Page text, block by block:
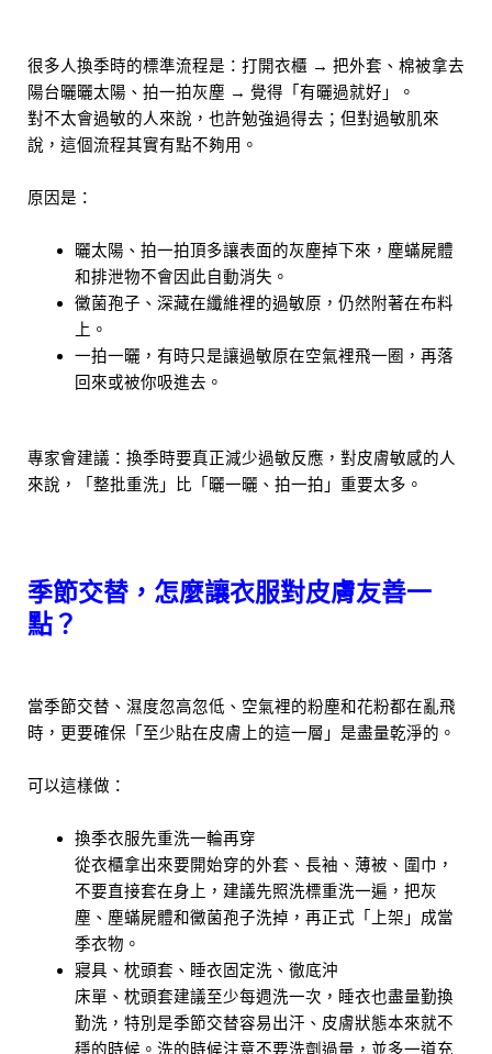
很多人換季時的標準流程是：打開衣櫃 → 把外套、棉被拿去
陽台曬曬太陽、拍一拍灰塵 → 覺得「有曬過就好」。
對不太會過敏的人來說，也許勉強過得去；但對過敏肌來
說，這個流程其實有點不夠用。
原因是：
曬太陽、拍一拍頂多讓表面的灰塵掉下來，塵蟎屍體
和排泄物不會因此自動消失。
黴菌孢子、深藏在纖維裡的過敏原，仍然附著在布料
上。
一拍一曬，有時只是讓過敏原在空氣裡飛一圈，再落
回來或被你吸進去。
專家會建議：換季時要真正減少過敏反應，對皮膚敏感的人
來說，「整批重洗」比「曬一曬、拍一拍」重要太多。
季節交替，怎麼讓衣服對皮膚友善一
點？
當季節交替、濕度忽高忽低、空氣裡的粉塵和花粉都在亂飛
時，更要確保「至少貼在皮膚上的這一層」是盡量乾淨的。
可以這樣做：
換季衣服先重洗一輪再穿
從衣櫃拿出來要開始穿的外套、長袖、薄被、圍巾，
不要直接套在身上，建議先照洗標重洗一遍，把灰
塵、塵蟎屍體和黴菌孢子洗掉，再正式「上架」成當
季衣物。
寢具、枕頭套、睡衣固定洗、徹底沖
床單、枕頭套建議至少每週洗一次，睡衣也盡量勤換
勤洗，特別是季節交替容易出汗、皮膚狀態本來就不